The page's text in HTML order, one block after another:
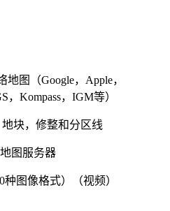
图（Google，Apple，
，Kompass，IGM等）
块，修整和分区线
图服务器
图像格式）（视频）